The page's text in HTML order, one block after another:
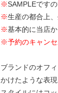
※SAMPLEです
※生産の都合上
※基本的に当店
※予約のキャンセ
ブランドのオフ
かけたような表